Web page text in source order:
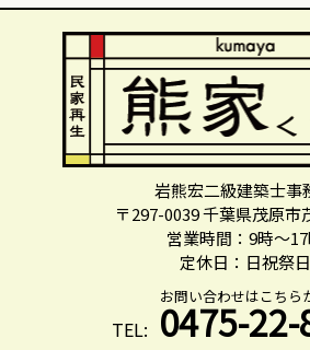
岩熊宏二級建築士事
〒297-0039 千葉県茂原市
営業時間：9時～
定休日：日祝祭日
お問い合わせはこちら
TEL: 0475-